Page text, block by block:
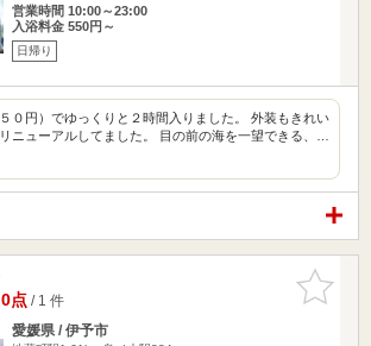
営業時間 10:00～23:00
入浴料金 550円～
日帰り
０円）でゆっくりと２時間入りました。 外装もきれい
ニューアルしてました。 目の前の海を一望できる、…
お気に入
りに追加
点/ 1 件
愛媛県 / 伊予市